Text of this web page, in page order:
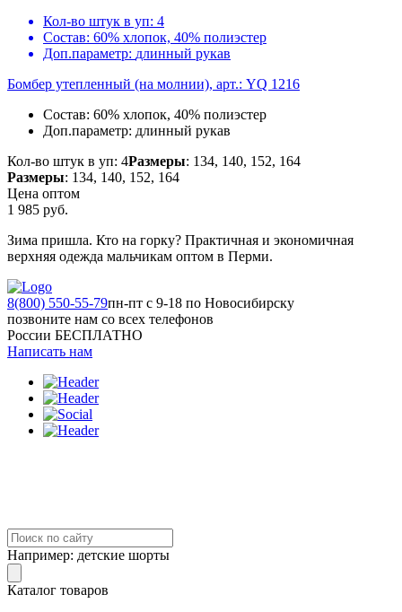
Кол-во штук в уп: 4
Состав: 60% хлопок, 40% полиэстер
Доп.параметр: длинный рукав
Бомбер утепленный (на молнии), арт.: YQ 1216
Состав: 60% хлопок, 40% полиэстер
Доп.параметр: длинный рукав
Кол-во штук в уп: 4Размеры: 134, 140, 152, 164
Размеры: 134, 140, 152, 164
Цена оптом
1 985 руб.
Зима пришла. Кто на горку? Практичная и экономичная
верхняя одежда мальчикам оптом в Перми.
8(800) 550-55-79пн-пт с 9-18 по Новосибирску
позвоните нам со всех телефонов
России БЕСПЛАТНО
Написать нам
Например: детские шорты
Каталог товаров